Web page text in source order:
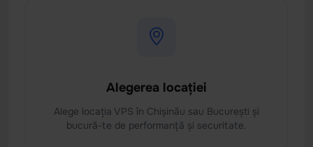
Alegerea locației
Alege locația VPS în Chișinău sau București și
bucură-te de performanță și securitate.